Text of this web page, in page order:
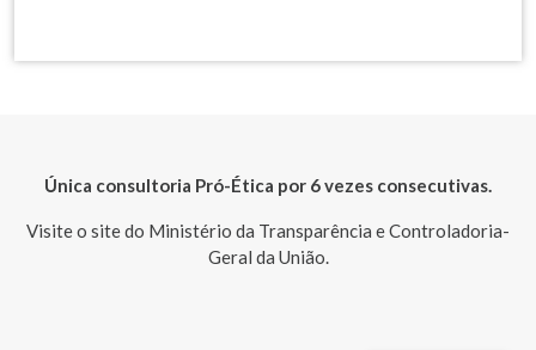
Única consultoria Pró-Ética por 6 vezes consecutivas.
Visite o site do Ministério da Transparência e Controladoria-
Geral da União.